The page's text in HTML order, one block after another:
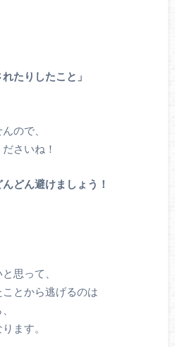
たりしたこと」
ので、
さいね！
どん避けましょう！
思って、
とから逃げるのは
ます。